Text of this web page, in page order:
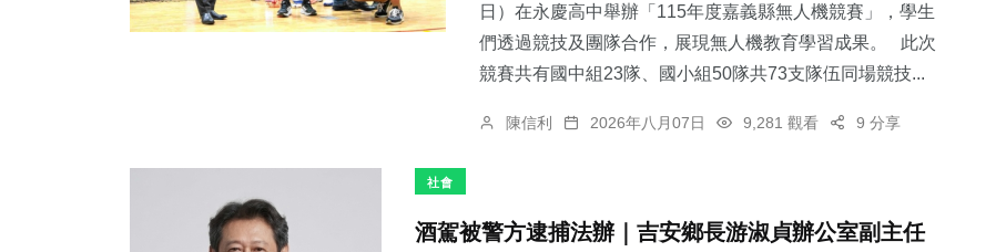
日）在永慶高中舉辦「115年度嘉義縣無人機競賽」，學生
們透過競技及團隊合作，展現無人機教育學習成果。 此次
競賽共有國中組23隊、國小組50隊共73支隊伍同場競技...
陳信利 2026年八月07日 9,281 觀看 9 分享
社會
酒駕被警方逮捕法辦｜吉安鄉長游淑貞辦公室副主任